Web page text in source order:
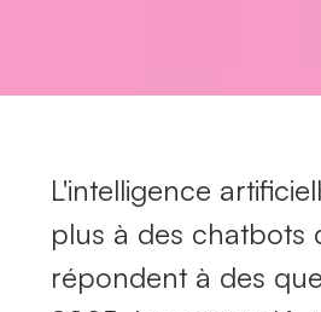
L'intelligence
plus à des chatbots
répondent à des